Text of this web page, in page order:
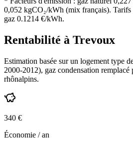
0,052 kgCO₂/kWh (mix français). Tarifs
gaz 0.1214 €/kWh.
Rentabilité à Trevoux
Estimation basée sur un logement type
2000-2012), gaz condensation remplacé
rhônalpins.
340 €
Économie / an